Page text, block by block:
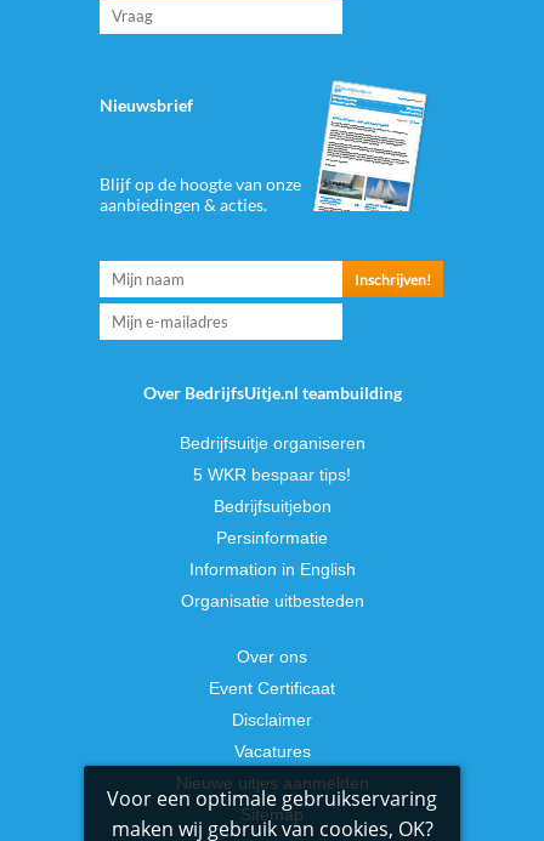
Nieuwsbrief
Blijf op de hoogte van onze
aanbiedingen & acties.
Over BedrijfsUitje.nl teambuilding
Bedrijfsuitje organiseren
5 WKR bespaar tips!
Bedrijfsuitjebon
Persinformatie
Information in English
Organisatie uitbesteden
Over ons
Event Certificaat
Disclaimer
Vacatures
Nieuwe uitjes aanmelden
Sitemap
Voor een optimale gebruikservaring
maken wij gebruik van cookies, OK?